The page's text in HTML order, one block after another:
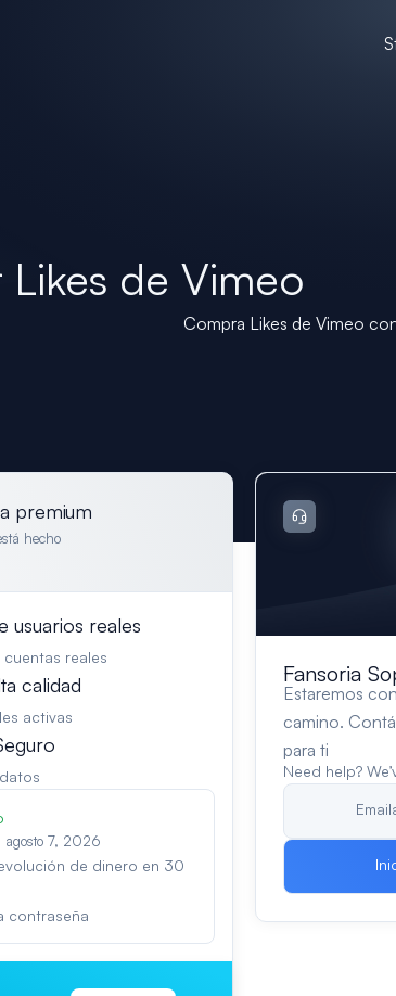
de Vimeo
Compra Likes de Vimeo
premium
hecho
usuarios reales
reales
calidad
activas
agosto 7, 2026
de dinero en 30
contraseña
Fansoria
Estaremos
camino.
para ti
Need help?